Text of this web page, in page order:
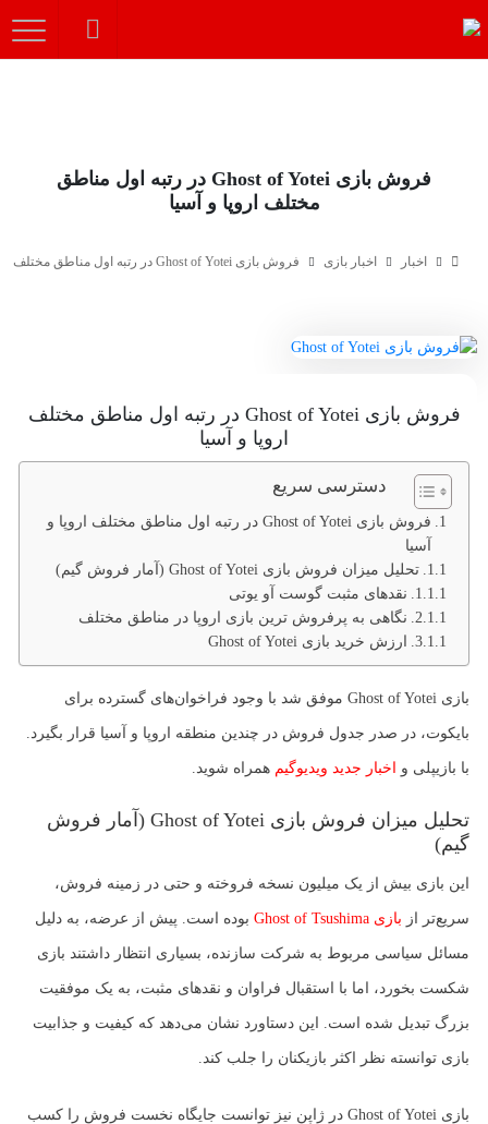
فروش بازی Ghost of Yotei در رتبه اول مناطق
مختلف اروپا و آسیا
اخبار اخبار بازی فروش بازی Ghost of Yotei در رتبه اول مناطق مختلف اروپا و آسیا
فروش بازی Ghost of Yotei در رتبه اول مناطق مختلف
اروپا و آسیا
دسترسی سریع
فروش بازی Ghost of Yotei در رتبه اول مناطق مختلف اروپا و
آسیا
تحلیل میزان فروش بازی Ghost of Yotei (آمار فروش گیم)
نقدهای مثبت گوست آو یوتی
نگاهی به پرفروش ترین بازی اروپا در مناطق مختلف
ارزش خرید بازی Ghost of Yotei
بازی Ghost of Yotei موفق شد با وجود فراخوان‌های گسترده برای
بایکوت، در صدر جدول فروش در چندین منطقه اروپا و آسیا قرار بگیرد.
با بازیپلی و اخبار جدید ویدیوگیم همراه شوید.
تحلیل میزان فروش بازی Ghost of Yotei (آمار فروش
گیم)
این بازی بیش از یک میلیون نسخه فروخته و حتی در زمینه فروش،
سریع‌تر از بازی Ghost of Tsushima بوده است. پیش از عرضه، به دلیل
مسائل سیاسی مربوط به شرکت سازنده، بسیاری انتظار داشتند بازی
شکست بخورد، اما با استقبال فراوان و نقدهای مثبت، به یک موفقیت
بزرگ تبدیل شده است. این دستاورد نشان می‌دهد که کیفیت و جذابیت
بازی توانسته نظر اکثر بازیکنان را جلب کند.
بازی Ghost of Yotei در ژاپن نیز توانست جایگاه نخست فروش را کسب